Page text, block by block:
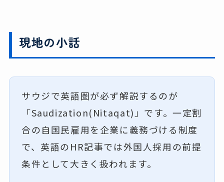
現地の小話
サウジで英語圏が必ず解説するのが
「Saudization(Nitaqat)」です。一定割
合の自国民雇用を企業に義務づける制度
で、英語のHR記事では外国人採用の前提
条件として大きく扱われます。